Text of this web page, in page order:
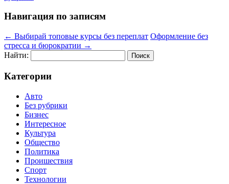
Навигация по записям
← Выбирай топовые курсы без переплат Оформление без
стресса и бюрократии →
Найти:
Категории
Авто
Без рубрики
Бизнес
Интересное
Культура
Общество
Политика
Проишествия
Спорт
Технологии